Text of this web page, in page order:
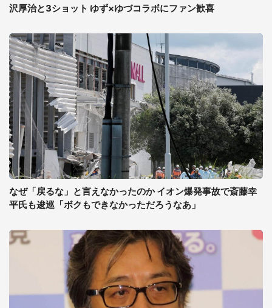
沢厚治と3ショット ゆず×ゆづコラボにファン歓喜
なぜ「戻るな」と言えなかったのか イオン爆発事故で斎藤幸
平氏も逡巡「ボクもできなかっただろうなあ」